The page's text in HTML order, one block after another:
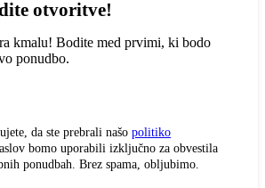
otvoritve!
kmalu! Bodite med prvimi, ki bodo
ponudbo.
da ste prebrali našo politiko
bomo uporabili izključno za obvestila
ponudbah. Brez spama, obljubimo.